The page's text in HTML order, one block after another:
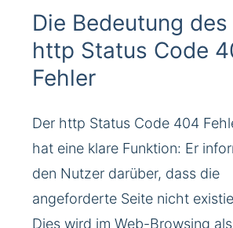
Die Bedeutung des
http Status Code
Fehler
Der http Status Code 404
hat eine klare Funktion: Er
den Nutzer darüber, dass die
angeforderte Seite nicht
Dies wird im Web-Browsing